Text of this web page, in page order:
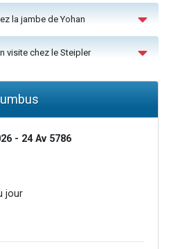
la jambe de Yohan
visite chez le Steipler
- 24 Av 5786
jour